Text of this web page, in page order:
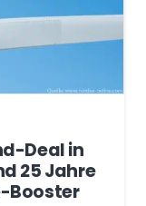
Deal in
25 Jahre
Booster